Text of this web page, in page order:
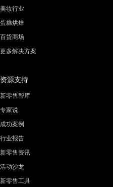
美妆行业
蛋糕烘焙
百货商场
更多解决方案
资源支持
新零售智库
专家说
成功案例
行业报告
新零售资讯
活动沙龙
新零售工具